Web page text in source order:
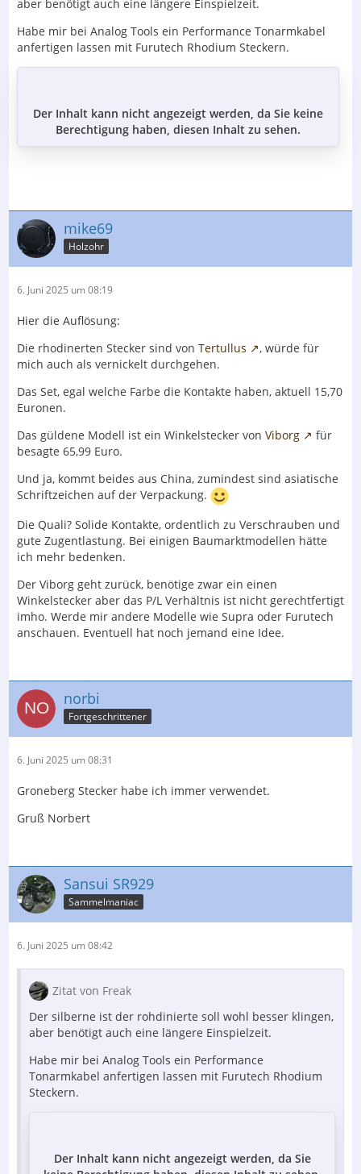
aber benötigt auch eine längere Einspielzeit.
Habe mir bei Analog Tools ein Performance Tonarmkabel
anfertigen lassen mit Furutech Rhodium Steckern.
Der Inhalt kann nicht angezeigt werden, da Sie keine
Berechtigung haben, diesen Inhalt zu sehen.
mike69
Holzohr
6. Juni 2025 um 08:19
Hier die Auflösung:
Die rhodinerten Stecker sind von Tertullus
, würde für
mich auch als vernickelt durchgehen.
Das Set, egal welche Farbe die Kontakte haben, aktuell 15,70
Euronen.
Das güldene Modell ist ein Winkelstecker von Viborg
für
besagte 65,99 Euro.
Und ja, kommt beides aus China, zumindest sind asiatische
Schriftzeichen auf der Verpackung.
Die Quali? Solide Kontakte, ordentlich zu Verschrauben und
gute Zugentlastung. Bei einigen Baumarktmodellen hätte
ich mehr bedenken.
Der Viborg geht zurück, benötige zwar ein einen
Winkelstecker aber das P/L Verhältnis ist nicht gerechtfertigt
imho. Werde mir andere Modelle wie Supra oder Furutech
anschauen. Eventuell hat noch jemand eine Idee.
norbi
Fortgeschrittener
6. Juni 2025 um 08:31
Groneberg Stecker habe ich immer verwendet.
Gruß Norbert
Sansui SR929
Sammelmaniac
6. Juni 2025 um 08:42
Zitat von Freak
Der silberne ist der rohdinierte soll wohl besser klingen,
aber benötigt auch eine längere Einspielzeit.
Habe mir bei Analog Tools ein Performance
Tonarmkabel anfertigen lassen mit Furutech Rhodium
Steckern.
Der Inhalt kann nicht angezeigt werden, da Sie